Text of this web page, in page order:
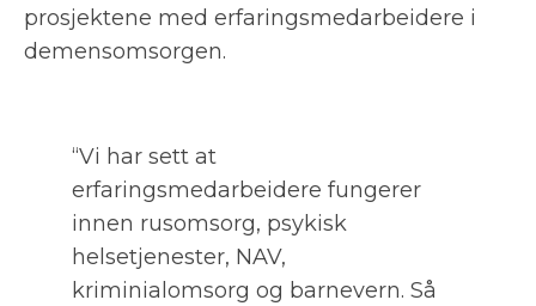
prosjektene med erfaringsmedarbeidere i
demensomsorgen.
“Vi har sett at
erfaringsmedarbeidere fungerer
innen rusomsorg, psykisk
helsetjenester, NAV,
kriminialomsorg og barnevern. Så